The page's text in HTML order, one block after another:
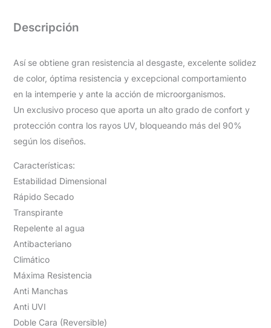
Descripción
Así se obtiene gran resistencia al desgaste, excelente solidez
de color, óptima resistencia y excepcional comportamiento
en la intemperie y ante la acción de microorganismos.
Un exclusivo proceso que aporta un alto grado de confort y
protección contra los rayos UV, bloqueando más del 90%
según los diseños.
Características:
Estabilidad Dimensional
Rápido Secado
Transpirante
Repelente al agua
Antibacteriano
Climático
Máxima Resistencia
Anti Manchas
Anti UVI
Doble Cara (Reversible)